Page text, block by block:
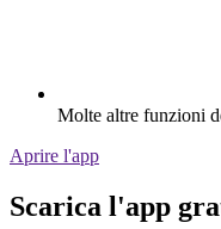
Molte altre funzioni
Aprire l'app
Scarica l'app